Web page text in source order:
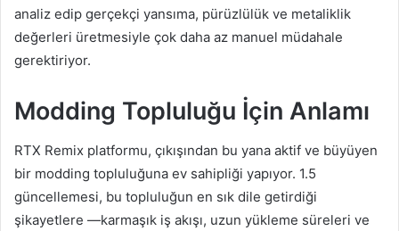
analiz edip gerçekçi yansıma, pürüzlülük ve metaliklik
değerleri üretmesiyle çok daha az manuel müdahale
gerektiriyor.
Modding Topluluğu İçin Anlamı
RTX Remix platformu, çıkışından bu yana aktif ve büyüyen
bir modding topluluğuna ev sahipliği yapıyor. 1.5
güncellemesi, bu topluluğun en sık dile getirdiği
şikayetlere —karmaşık iş akışı, uzun yükleme süreleri ve